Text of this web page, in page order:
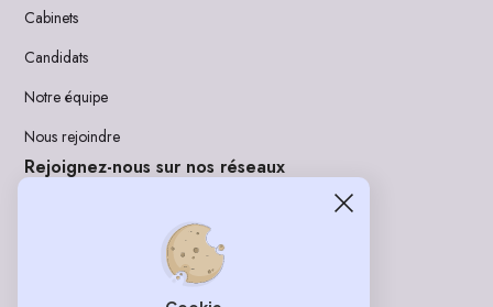
Cabinets
Candidats
Notre équipe
Nous rejoindre
Rejoignez-nous sur nos réseaux